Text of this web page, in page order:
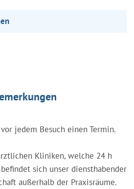
jedem Besuch einen Termin.
Kliniken, welche 24 h
sich unser diensthabender
außerhalb der Praxisräume.